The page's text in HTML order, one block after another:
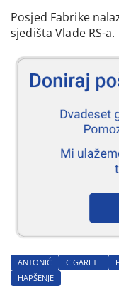
Posjed Fabrike
sjedišta Vlade RS-a.
ANTONIĆ CIGARETE
HAPŠENJE